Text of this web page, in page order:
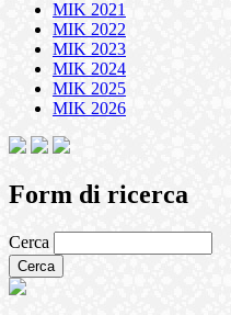
MIK 2021
MIK 2022
MIK 2023
MIK 2024
MIK 2025
MIK 2026
Form di ricerca
Cerca